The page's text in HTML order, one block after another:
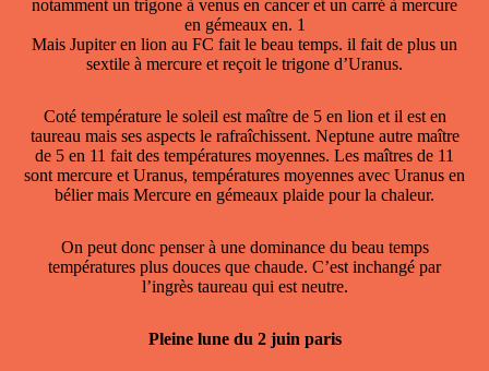
notamment un trigone à venus en cancer et un carré à mercure
en gémeaux en. 1
Mais Jupiter en lion au FC fait le beau temps. il fait de plus un
sextile à mercure et reçoit le trigone d’Uranus.
Coté température le soleil est maître de 5 en lion et il est en
taureau mais ses aspects le rafraîchissent. Neptune autre maître
de 5 en 11 fait des températures moyennes. Les maîtres de 11
sont mercure et Uranus, températures moyennes avec Uranus en
bélier mais Mercure en gémeaux plaide pour la chaleur.
On peut donc penser à une dominance du beau temps
températures plus douces que chaude. C’est inchangé par
l’ingrès taureau qui est neutre.
Pleine lune du 2 juin paris